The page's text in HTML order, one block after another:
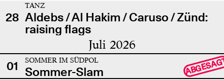
28
TANZ
Aldebs / Al Hakim / Caruso / Zünd:
raising flags
Juli 2026
01 SOMMER IM SÜDPOL
Sommer-Slam